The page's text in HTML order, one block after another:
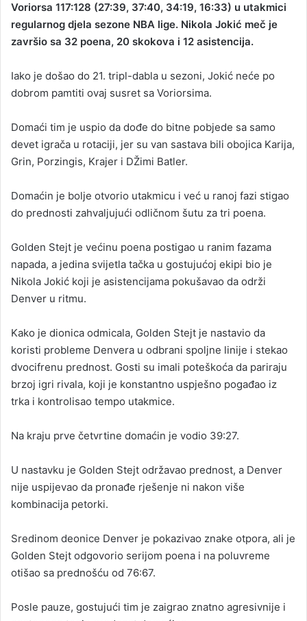
Voriorsa 117:128 (27:39, 37:40, 34:19, 16:33) u utakmici
regularnog djela sezone NBA lige. Nikola Јokić meč je
završio sa 32 poena, 20 skokova i 12 asistencija.
Iako je došao do 21. tripl-dabla u sezoni, Јokić neće po
dobrom pamtiti ovaj susret sa Voriorsima.
Domaći tim je uspio da dođe do bitne pobjede sa samo
devet igrača u rotaciji, jer su van sastava bili obojica Karija,
Grin, Porzingis, Krajer i DŽimi Batler.
Domaćin je bolje otvorio utakmicu i već u ranoj fazi stigao
do prednosti zahvaljujući odličnom šutu za tri poena.
Golden Stejt je većinu poena postigao u ranim fazama
napada, a jedina svijetla tačka u gostujućoj ekipi bio je
Nikola Јokić koji je asistencijama pokušavao da održi
Denver u ritmu.
Kako je dionica odmicala, Golden Stejt je nastavio da
koristi probleme Denvera u odbrani spoljne linije i stekao
dvocifrenu prednost. Gosti su imali poteškoća da pariraju
brzoj igri rivala, koji je konstantno uspješno pogađao iz
trka i kontrolisao tempo utakmice.
Na kraju prve četvrtine domaćin je vodio 39:27.
U nastavku je Golden Stejt održavao prednost, a Denver
nije uspijevao da pronađe rješenje ni nakon više
kombinacija petorki.
Sredinom deonice Denver je pokazivao znake otpora, ali je
Golden Stejt odgovorio serijom poena i na poluvreme
otišao sa prednošću od 76:67.
Posle pauze, gostujući tim je zaigrao znatno agresivnije i